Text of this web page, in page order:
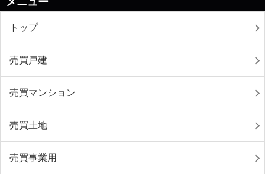
トップ
売買戸建
売買マンション
売買土地
売買事業用